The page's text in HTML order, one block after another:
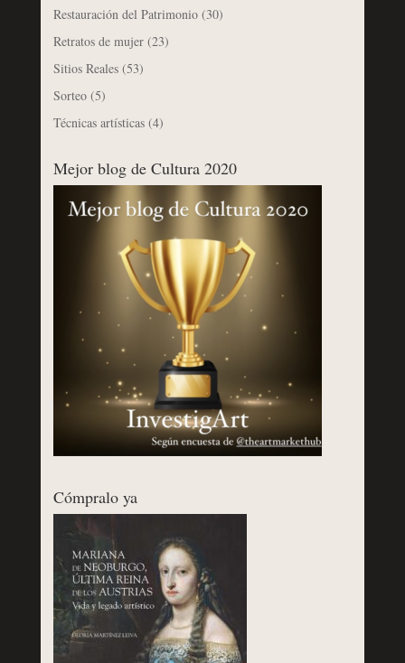
Restauración del Patrimonio(30)
Retratos de mujer(23)
Sitios Reales(53)
Sorteo(5)
Técnicas artísticas(4)
Mejor blog de Cultura 2020
Cómpralo ya